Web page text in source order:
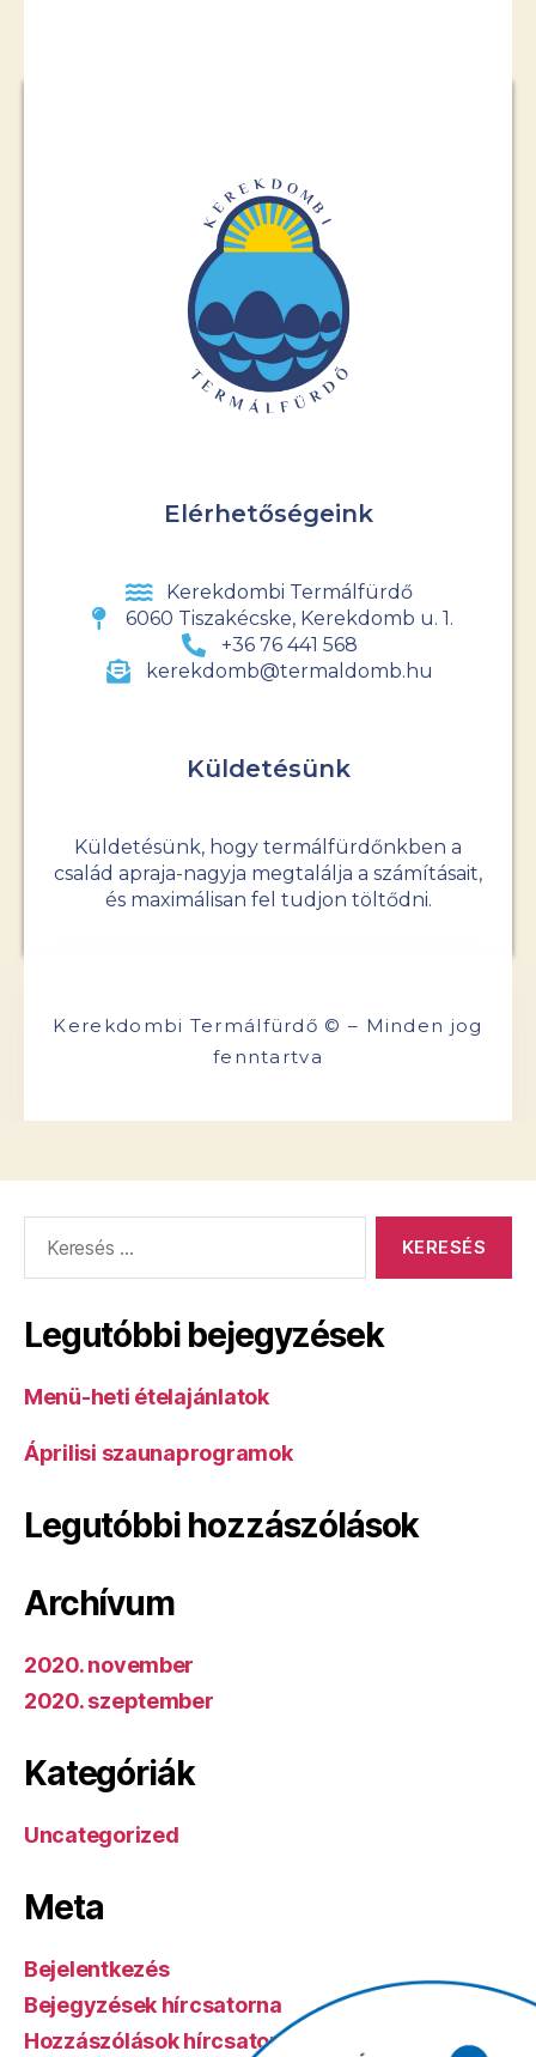
Elérhetőségeink
Kerekdombi Termálfürdő
6060 Tiszakécske, Kerekdomb u. 1.
+36 76 441 568
kerekdomb@termaldomb.hu
Küldetésünk
Küldetésünk, hogy termálfürdőnkben a
család apraja-nagyja megtalálja a számításait,
és maximálisan fel tudjon töltődni.
Kerekdombi Termálfürdő © – Minden jog
fenntartva
Legutóbbi bejegyzések
Menü-heti ételajánlatok
Áprilisi szaunaprogramok
Legutóbbi hozzászólások
Archívum
2020. november
2020. szeptember
Kategóriák
Uncategorized
Meta
Bejelentkezés
Bejegyzések hírcsatorna
Hozzászólások hírcsatorna